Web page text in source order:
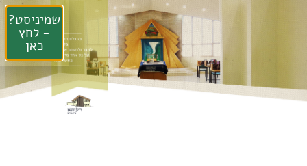
שמיניסט?
- לחץ
כאן